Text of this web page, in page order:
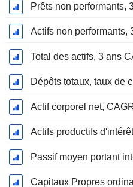
Prêts non performants,
Actifs non performants,
Total des actifs, 3 ans
Actif corporel net,
Passif moyen portant
Capitaux Propres